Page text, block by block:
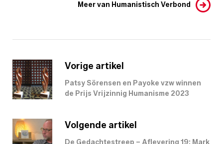
Meer van Humanistisch Verbond
Vorige artikel
Patsy Sörensen en Payoke vzw winnen
de Prijs Vrijzinnig Humanisme 2023
Volgende artikel